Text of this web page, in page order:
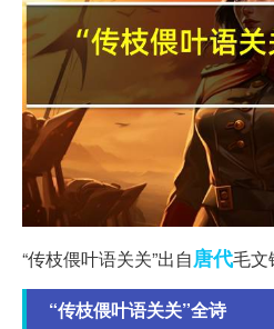
“传枝偎叶语关关”出自唐代毛文
“传枝偎叶语关关”全诗